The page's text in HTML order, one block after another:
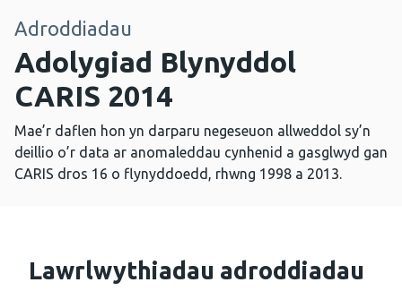
Adroddiadau
Adolygiad Blynyddol
CARIS 2014
Mae’r daflen hon yn darparu negeseuon allweddol sy’n
deillio o’r data ar anomaleddau cynhenid a gasglwyd gan
CARIS dros 16 o flynyddoedd, rhwng 1998 a 2013.
Lawrlwythiadau adroddiadau